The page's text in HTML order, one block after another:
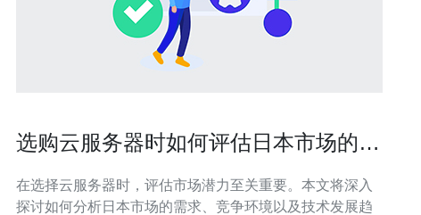
选购云服务器时如何评估日本市场的潜
在选择云服务器时，评估市场潜力至关重要。本文将深入
探讨如何分析日本市场的需求、竞争环境以及技术发展趋